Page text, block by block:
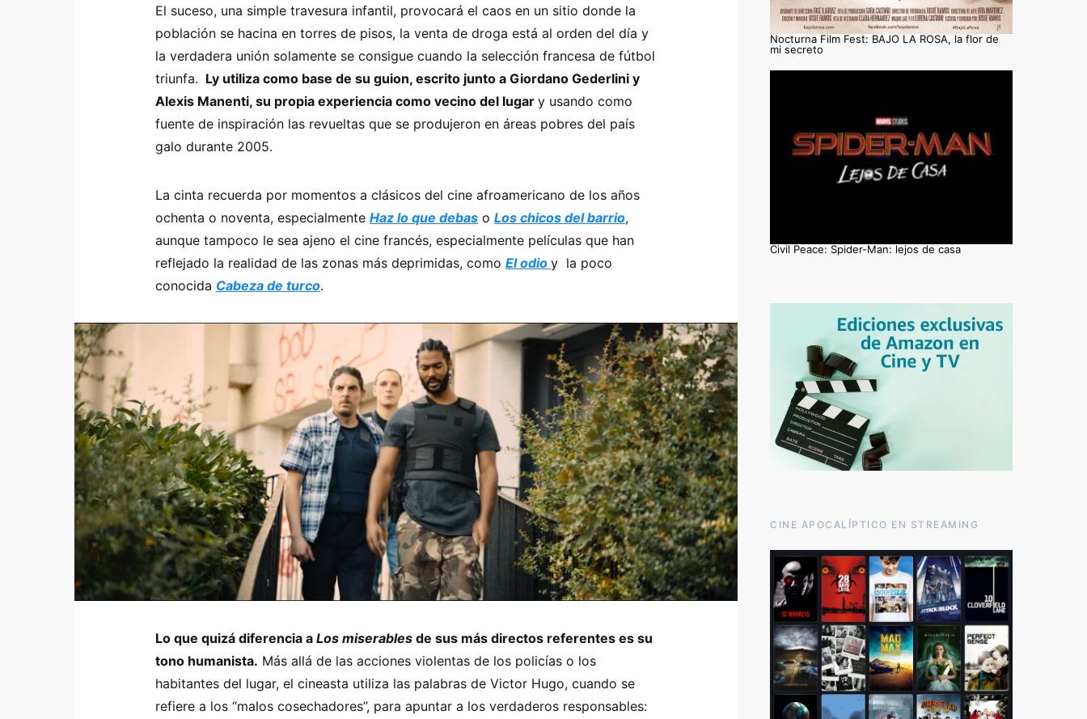
El suceso, una simple travesura infantil, provocará el caos en un sitio donde la
población se hacina en torres de pisos, la venta de droga está al orden del día y
la verdadera unión solamente se consigue cuando la selección francesa de fútbol
triunfa. Ly utiliza como base de su guion, escrito junto a Giordano Gederlini y
Alexis Manenti, su propia experiencia como vecino del lugar y usando como
fuente de inspiración las revueltas que se produjeron en áreas pobres del país
galo durante 2005.
La cinta recuerda por momentos a clásicos del cine afroamericano de los años
ochenta o noventa, especialmente Haz lo que debas o Los chicos del barrio,
aunque tampoco le sea ajeno el cine francés, especialmente películas que han
reflejado la realidad de las zonas más deprimidas, como El odio y la poco
conocida Cabeza de turco.
Lo que quizá diferencia a Los miserables de sus más directos referentes es su
tono humanista. Más allá de las acciones violentas de los policías o los
habitantes del lugar, el cineasta utiliza las palabras de Victor Hugo, cuando se
refiere a los “malos cosechadores”, para apuntar a los verdaderos responsables:
Nocturna Film Fest: BAJO LA ROSA, la flor de
mi secreto
Civil Peace: Spider-Man: lejos de casa
CINE APOCALÍPTICO EN STREAMING